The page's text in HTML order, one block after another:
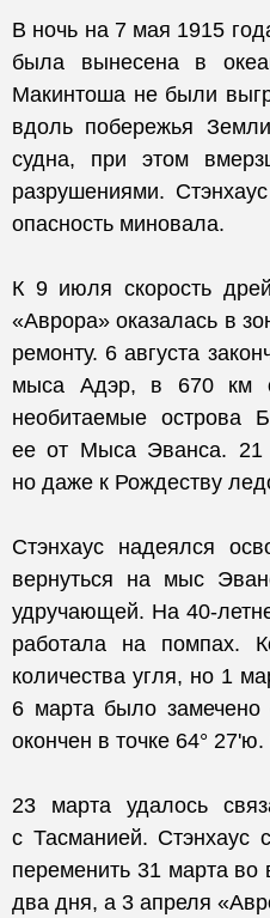
В ночь на 7 мая 1915
была вынесена в
Макинтоша не были
вдоль побережья
судна, при этом
разрушениями.
опасность миновала.
К 9 июля скорость
«Аврора» оказалась в
ремонту. 6 августа
мыса Адэр, в 670 км
необитаемые острова
ее от Мыса Эванса. 21
но даже к Рождеству
Стэнхаус надеялся
вернуться на мыс
удручающей. На 40-
работала на помпах.
количества угля, но 1
6 марта было
окончен в точке 64°
23 марта удалось
с Тасманией. Стэнхаус
переменить 31 марта
два дня, а 3 апреля